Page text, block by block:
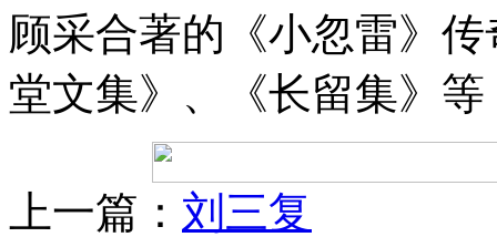
顾采合著的《小忽雷》
堂文集》、《长留集》
上一篇： 刘三复